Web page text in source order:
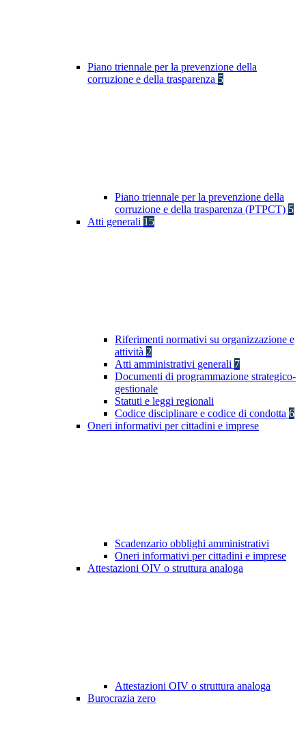
Piano triennale per la prevenzione della
corruzione e della trasparenza 5
Piano triennale per la prevenzione della
corruzione e della trasparenza (PTPCT) 5
Atti generali 15
Riferimenti normativi su organizzazione e
attività 2
Atti amministrativi generali 7
Documenti di programmazione strategico-
gestionale
Statuti e leggi regionali
Codice disciplinare e codice di condotta 6
Oneri informativi per cittadini e imprese
Scadenzario obblighi amministrativi
Oneri informativi per cittadini e imprese
Attestazioni OIV o struttura analoga
Attestazioni OIV o struttura analoga
Burocrazia zero